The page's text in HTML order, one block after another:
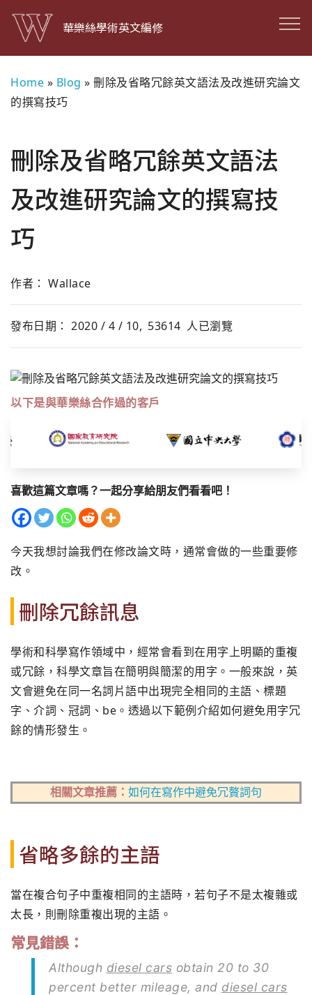
華樂絲學術英文編修
Home » Blog » 刪除及省略冗餘英文語法及改進研究論文
的撰寫技巧
刪除及省略冗餘英文語法
及改進研究論文的撰寫技
巧
作者： Wallace
發布日期： 2020 / 4 / 10, 53614 人已瀏覽
以下是與華樂絲合作過的客戶
喜歡這篇文章嗎？一起分享給朋友們看看吧！
今天我想討論我們在修改論文時，通常會做的一些重要修
改。
刪除冗餘訊息
學術和科學寫作領域中，經常會看到在用字上明顯的重複
或冗餘，科學文章旨在簡明與簡潔的用字。一般來說，英
文會避免在同一名詞片語中出現完全相同的主語、標題
字、介詞、冠詞、be。透過以下範例介紹如何避免用字冗
餘的情形發生。
相關文章推薦： 如何在寫作中避免冗贅詞句
省略多餘的主語
當在複合句子中重複相同的主語時，若句子不是太複雜或
太長，則刪除重複出現的主語。
常見錯誤：
Although diesel cars obtain 20 to 30
percent better mileage, and diesel cars